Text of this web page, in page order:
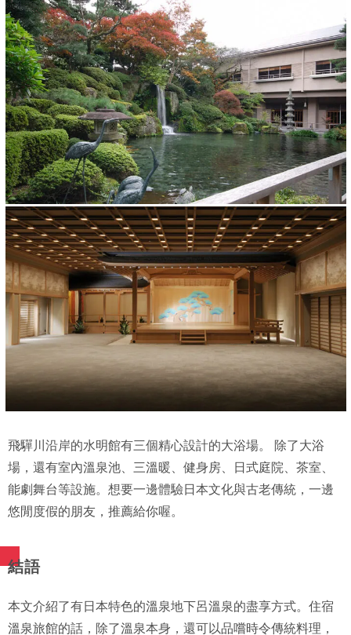
飛驒川沿岸的水明館有三個精心設計的大浴場。 除了大浴
場，還有室內溫泉池、三溫暖、健身房、日式庭院、茶室、
能劇舞台等設施。想要一邊體驗日本文化與古老傳統，一邊
悠閒度假的朋友，推薦給你喔。
結語
本文介紹了有日本特色的溫泉地下呂溫泉的盡享方式。住宿
溫泉旅館的話，除了溫泉本身，還可以品嚐時令傳統料理，